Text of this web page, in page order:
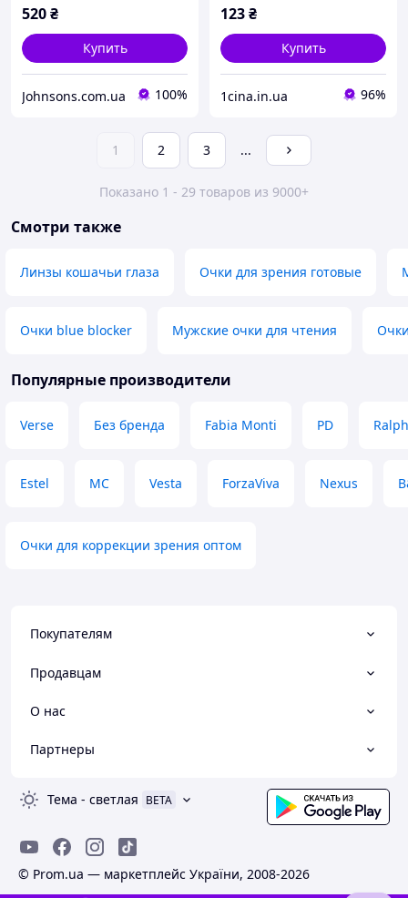
520₴
Купить
Johnsons.com.ua 100%
123₴
Купить
1cina.in.ua 96%
1 2 3 ...
Показано 1 - 29 товаров из 9000+
Смотри также
Линзы кошачьи глаза Очки для зрения готовые
Очки blue blocker Мужские очки для чтения
Популярные производители
Verse Без бренда Fabia Monti PD Ralph
Estel MC Vesta ForzaViva Nexus
Очки для коррекции зрения оптом
Покупателям
Продавцам
О нас
Партнеры
Тема - светлая BETA
© Prom.ua — маркетплейс України, 2008-2026